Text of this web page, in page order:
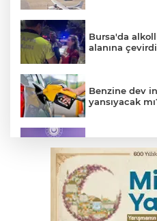
Bursa'da
alanına çevirdi
Benzine dev
yansıyacak
milletimize
Serbest